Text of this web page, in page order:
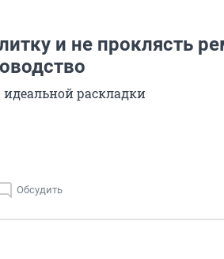
и не проклясть
раскладки
Обсудить